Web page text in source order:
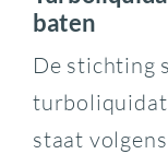
baten
De stichting
staat